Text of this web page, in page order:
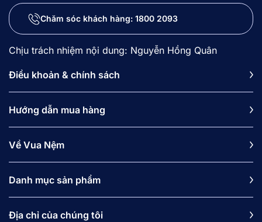
Chăm sóc khách hàng: 1800 2093
Chịu trách nhiệm nội dung: Nguyễn Hồng Quân
Điều khoản & chính sách
Hướng dẫn mua hàng
Về Vua Nệm
Danh mục sản phẩm
Địa chỉ của chúng tôi